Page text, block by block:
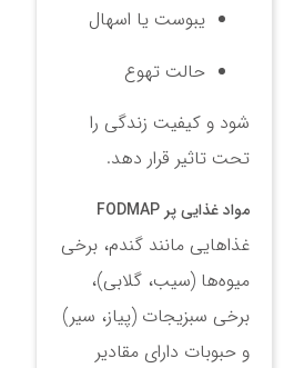
یبوست یا اسهال
حالت تهوع
شود و کیفیت زندگی را
تحت تاثیر قرار دهد.
مواد غذایی پر FODMAP
غذاهایی مانند گندم، برخی
میوه‌ها (سیب، گلابی)،
برخی سبزیجات (پیاز، سیر)
و حبوبات دارای مقادیر